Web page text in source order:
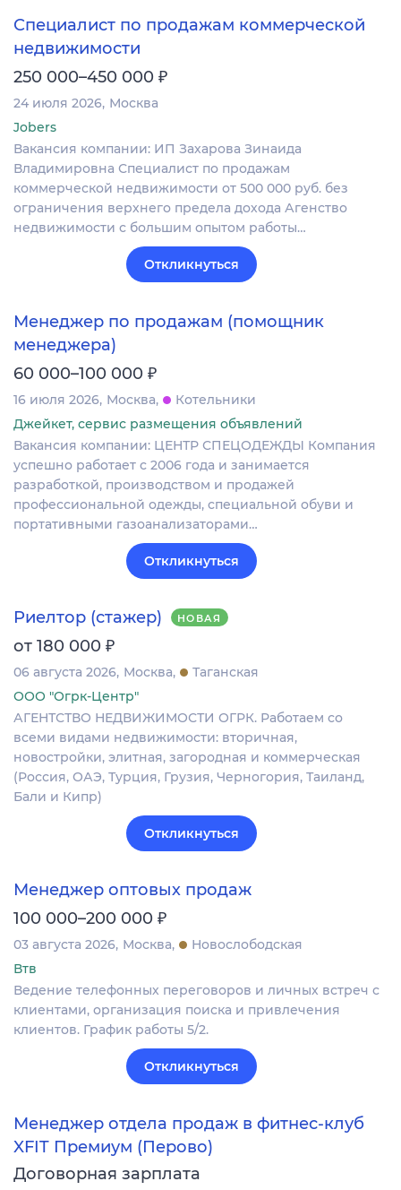
Специалист по продажам коммерческой
недвижимости
250 000–450 000 ₽
24 июля 2026 Москва
Jobers
Вакансия компании: ИП Захарова Зинаида
Владимировна Специалист по продажам
коммерческой недвижимости от 500 000 руб. без
ограничения верхнего предела дохода Агенство
недвижимости с большим опытом работы…
Откликнуться
Менеджер по продажам (помощник
менеджера)
60 000–100 000 ₽
16 июля 2026 Москва
Котельники
Джейкет, сервис размещения объявлений
Вакансия компании: ЦЕНТР СПЕЦОДЕЖДЫ Компания
успешно работает с 2006 года и занимается
разработкой, производством и продажей
профессиональной одежды, специальной обуви и
портативными газоанализаторами…
Откликнуться
Риелтор (стажер) НОВАЯ
от 180 000 ₽
06 августа 2026 Москва
Таганская
ООО "Огрк-Центр"
АГЕНТСТВО НЕДВИЖИМОСТИ ОГРК. Работаем со
всеми видами недвижимости: вторичная,
новостройки, элитная, загородная и коммерческая
(Россия, ОАЭ, Турция, Грузия, Черногория, Таиланд,
Бали и Кипр)
Откликнуться
Менеджер оптовых продаж
100 000–200 000 ₽
03 августа 2026 Москва
Новослободская
Втв
Ведение телефонных переговоров и личных встреч с
клиентами, организация поиска и привлечения
клиентов. График работы 5/2.
Откликнуться
Менеджер отдела продаж в фитнес-клуб
XFIT Премиум (Перово)
Договорная зарплата